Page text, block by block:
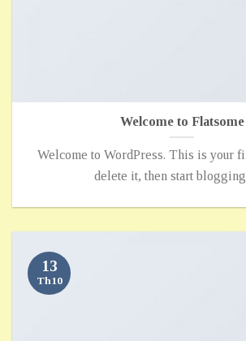
Welcome to Flatsome
Welcome to WordPress. This is your
delete it, then start
13
Th10